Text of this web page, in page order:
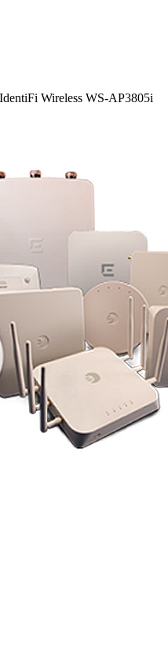
Wireless WS-AP3805i